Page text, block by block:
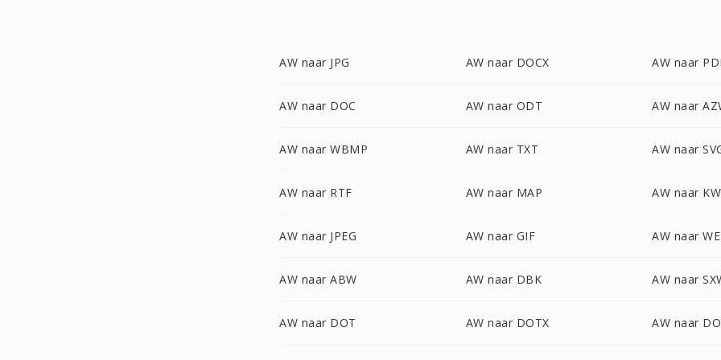
AW naar JPG AW naar DOCX AW naar
AW naar DOC AW naar ODT AW naar
AW naar WBMP AW naar TXT AW naar
AW naar RTF AW naar MAP AW naar
AW naar JPEG AW naar GIF AW naar
AW naar ABW AW naar DBK AW naar
AW naar DOT AW naar DOTX AW naar